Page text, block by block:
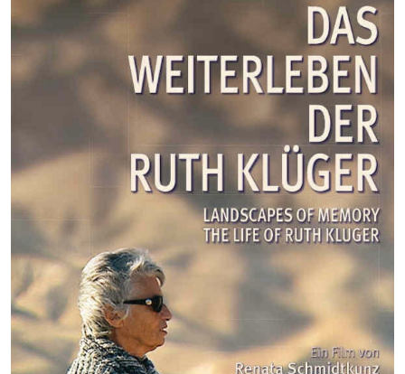
01
02
04 05 06 07 08
09
11 12 13 14 15
16
18 19 20 21 22
23
24
26 27 28 29 30